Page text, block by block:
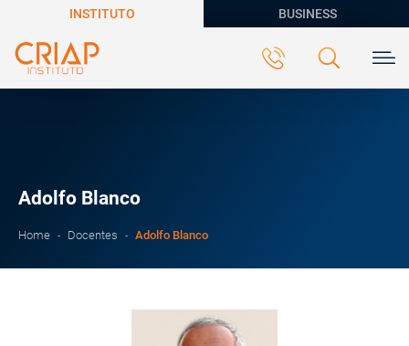
INSTITUTO BUSINESS
Adolfo Blanco
Home Docentes Adolfo Blanco